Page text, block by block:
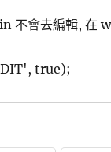
不會去編輯, 在
true);